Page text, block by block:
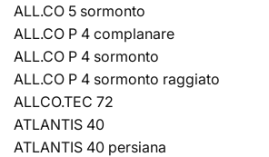
ALL.CO 5 sormonto
ALL.CO P 4 complanare
ALL.CO P 4 sormonto
ALL.CO P 4 sormonto raggiato
ALLCO.TEC 72
ATLANTIS 40
ATLANTIS 40 persiana